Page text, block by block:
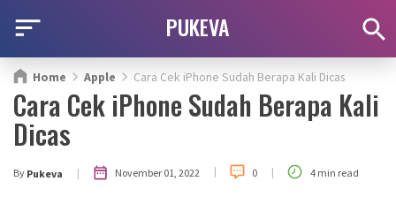
PUKEVA
Home Apple Cara Cek iPhone Sudah Berapa Kali Dicas
Cara Cek iPhone Sudah Berapa Kali
Dicas
By Pukeva | November 01, 2022 | 0 | 4 min read